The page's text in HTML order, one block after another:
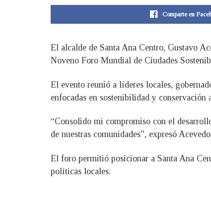
Comparte en
El alcalde de Santa Ana Centro, Gustavo
Noveno Foro Mundial de Ciudades
El evento reunió a líderes locales,
enfocadas en sostenibilidad y conservación
“Consolido mi compromiso con el
de nuestras comunidades”, expresó
El foro permitió posicionar a Santa Ana
políticas locales.